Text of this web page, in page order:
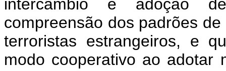
intercâmbio e adoção
compreensão dos padrões
terroristas estrangeiros, e
modo cooperativo ao adotar